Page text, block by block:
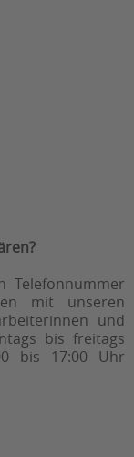
Telefonnummer
mit unseren
und
bis freitags
bis 17:00 Uhr